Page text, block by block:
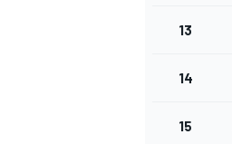
13
14
15